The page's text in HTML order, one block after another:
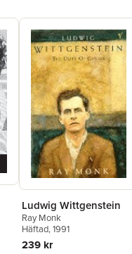
Ludwig Wittgenstein
Ray Monk
Häftad, 1991
239 kr